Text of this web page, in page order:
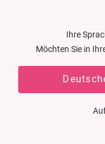
Ihre
Möchten Sie in